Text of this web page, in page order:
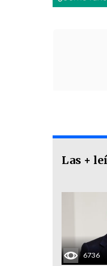
Las +
6736